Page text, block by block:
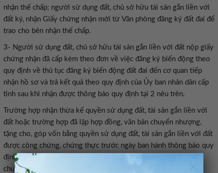
nhận thế chấp; người sử dụng đất, chủ sở hữu tài sản gắn liền với
đất ký, nhận Giấy chứng nhận mới từ Văn phòng đăng ký đất đai để
trao cho bên nhận thế chấp.
3- Người sử dụng đất, chủ sở hữu tài sản gắn liền với đất nộp giấy
chứng nhận đã cấp kèm theo đơn về việc đăng ký biến động theo
quy định về thủ tục đăng ký biến động đất đai đến cơ quan tiếp
nhận hồ sơ và trả kết quả theo quy định của Ủy ban nhân dân cấp
tỉnh sau khi nhận được thông báo quy định tại 2 nêu trên.
Trường hợp nhận thừa kế quyền sử dụng đất, tài sản gắn liền với
đất hoặc trường hợp đã lập hợp đồng, văn bản chuyển nhượng,
tặng cho, góp vốn bằng quyền sử dụng đất, tài sản gắn liền với đất
được công chứng, chứng thực trước ngày ban hành thông báo quy
định điểm 2c nêu trên thì nộp thêm văn bản, giấy tờ về việc
chuyển quyền theo quy định của pháp luật về dân sự.